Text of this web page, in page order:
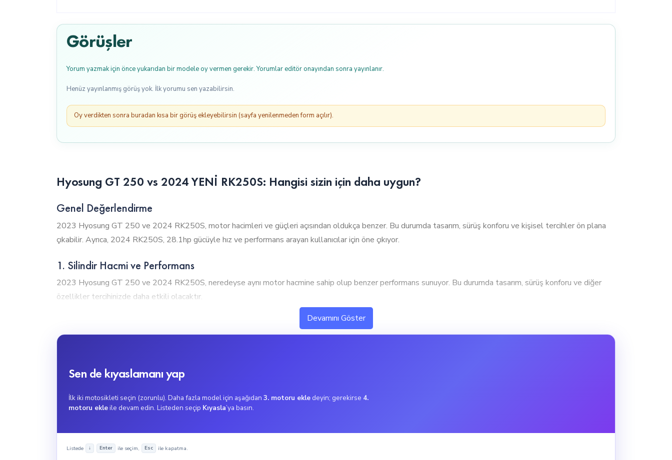
Görüşler
Yorum yazmak için önce yukarıdan bir modele oy vermen gerekir. Yorumlar editör onayından sonra yayınlanır.
Henüz yayınlanmış görüş yok. İlk yorumu sen yazabilirsin.
Oy verdikten sonra buradan kısa bir görüş ekleyebilirsin (sayfa yenilenmeden form açılır).
Hyosung GT 250 vs 2024 YENİ RK250S: Hangisi sizin için daha uygun?
Genel Değerlendirme
2023 Hyosung GT 250 ve 2024 RK250S, motor hacimleri ve güçleri açısından oldukça benzer. Bu durumda tasarım, sürüş konforu ve kişisel tercihler ön plana
çıkabilir. Ayrıca, 2024 RK250S, 28.1hp gücüyle hız ve performans arayan kullanıcılar için öne çıkıyor.
1. Silindir Hacmi ve Performans
2023 Hyosung GT 250 ve 2024 RK250S, neredeyse aynı motor hacmine sahip olup benzer performans sunuyor. Bu durumda tasarım, sürüş konforu ve diğer
özellikler tercihinizde daha etkili olacaktır.
2023 Hyosung GT 250, 250cc motor hacmiyle yüksek performans ve hızlanma isteyen kullanıcılar için ideal. Orta düzey kullanıcılar için şehir içi ve kısa
2023 Hyosung GT 250 ve 2024 RK250S, neredeyse aynı tork değerine sahip olup benzer çekiş gücü sunuyor. Bu, performans açısından diğer özelliklerin
tercihinizde daha etkili olabileceği anlamına gelir.
2024 RK250S, ani hızlanma gerektiren kullanıcılar için ideal. Bu tork değeri, şehir içi kullanımda ekonomik ve yeterli bir güç sunar.
motosikletlerin türüne ve diğer özelliklerine göre karar vermek daha mantıklı olabilir.
Devamını Göster
Sen de kıyaslamanı yap
İlk iki motosikleti seçin (zorunlu). Daha fazla model için aşağıdan 3. motoru ekledeyin; gerekirse 4.
motoru ekleile devam edin. Listeden seçip Kıyasla’ya basın.
Listede ↓ Enter ile seçim, Esc ile kapatma.